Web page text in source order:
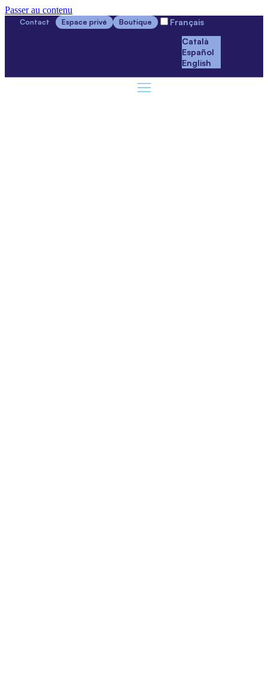
Passer au contenu
Contact Espace privé Boutique
Français
Català
Español
English